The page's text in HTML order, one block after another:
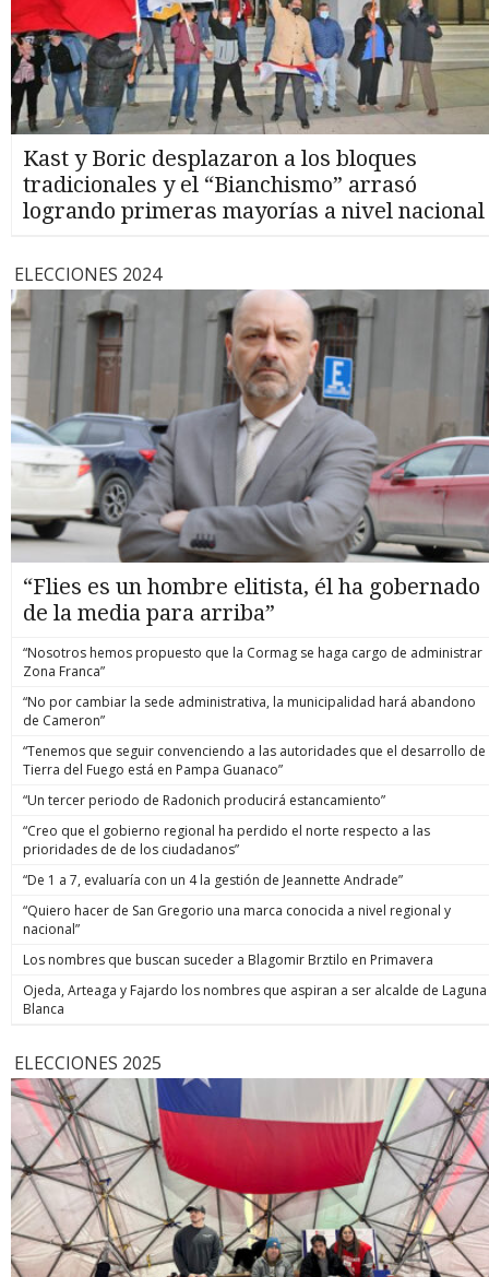
Kast y Boric desplazaron a los bloques
tradicionales y el “Bianchismo” arrasó
logrando primeras mayorías a nivel nacional
ELECCIONES 2024
“Flies es un hombre elitista, él ha gobernado
de la media para arriba”
“Nosotros hemos propuesto que la Cormag se haga cargo de administrar
Zona Franca”
“No por cambiar la sede administrativa, la municipalidad hará abandono
de Cameron”
“Tenemos que seguir convenciendo a las autoridades que el desarrollo de
Tierra del Fuego está en Pampa Guanaco”
“Un tercer periodo de Radonich producirá estancamiento”
“Creo que el gobierno regional ha perdido el norte respecto a las
prioridades de de los ciudadanos”
“De 1 a 7, evaluaría con un 4 la gestión de Jeannette Andrade”
“Quiero hacer de San Gregorio una marca conocida a nivel regional y
nacional”
Los nombres que buscan suceder a Blagomir Brztilo en Primavera
Ojeda, Arteaga y Fajardo los nombres que aspiran a ser alcalde de Laguna
Blanca
ELECCIONES 2025